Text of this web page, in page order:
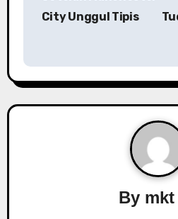
a
v
City Unggul Tipis
By mkt